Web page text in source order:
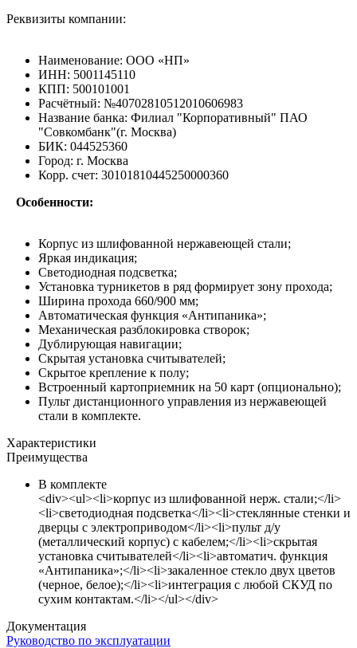
Реквизиты компании:
Наименование: ООО «НП»
ИНН: 5001145110
КПП: 500101001
Расчётный: №40702810512010606983
Название банка: Филиал "Корпоративный" ПАО
"Совкомбанк"(г. Москва)
БИК: 044525360
Город: г. Москва
Корр. счет: 30101810445250000360
Особенности:
Корпус из шлифованной нержавеющей стали;
Яркая индикация;
Светодиодная подсветка;
Установка турникетов в ряд формирует зону прохода;
Ширина прохода 660/900 мм;
Автоматическая функция «Антипаника»;
Механическая разблокировка створок;
Дублирующая навигации;
Скрытая установка считывателей;
Скрытое крепление к полу;
Встроенный картоприемник на 50 карт (опционально);
Пульт дистанционного управления из нержавеющей
стали в комплекте.
Характеристики
Преимущества
В комплекте
<div><ul><li>корпус из шлифованной нерж. стали;</li>
<li>светодиодная подсветка</li><li>стеклянные стенки и
дверцы с электроприводом</li><li>пульт д/у
(металлический корпус) с кабелем;</li><li>скрытая
установка считывателей</li><li>автоматич. функция
«Антипаника»;</li><li>закаленное стекло двух цветов
(черное, белое);</li><li>интеграция с любой СКУД по
сухим контактам.</li></ul></div>
Документация
Руководство по эксплуатации